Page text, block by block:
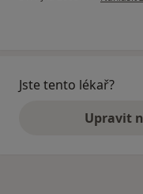
Jste tento lékař?
Upravit